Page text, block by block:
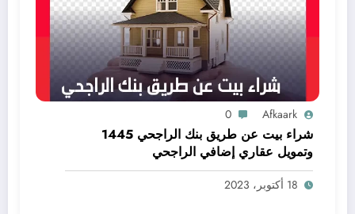
Afkaark
0
شراء بيت عن طريق بنك الراجحي 1445
وتمويل عقاري إضافي الراجحي
18 أكتوبر، 2023